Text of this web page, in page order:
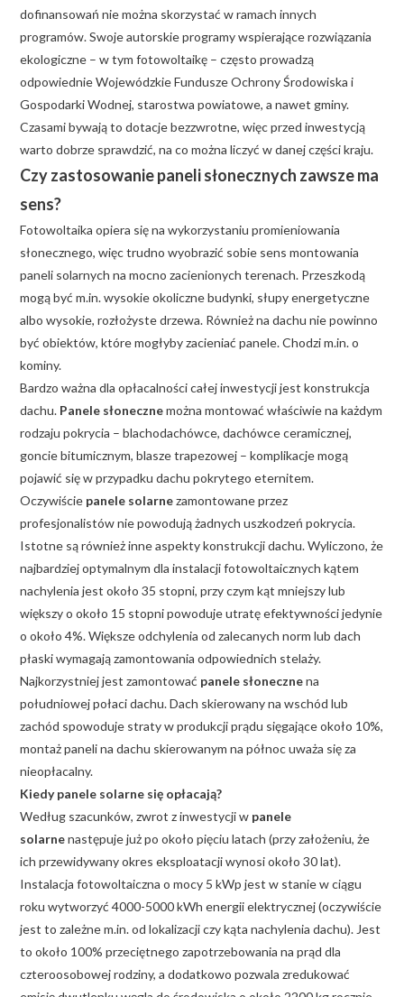
dofinansowań nie można skorzystać w ramach innych
programów. Swoje autorskie programy wspierające rozwiązania
ekologiczne – w tym fotowoltaikę – często prowadzą
odpowiednie Wojewódzkie Fundusze Ochrony Środowiska i
Gospodarki Wodnej, starostwa powiatowe, a nawet gminy.
Czasami bywają to dotacje bezzwrotne, więc przed inwestycją
warto dobrze sprawdzić, na co można liczyć w danej części kraju.
Czy zastosowanie paneli słonecznych zawsze ma
sens?
Fotowoltaika opiera się na wykorzystaniu promieniowania
słonecznego, więc trudno wyobrazić sobie sens montowania
paneli solarnych na mocno zacienionych terenach. Przeszkodą
mogą być m.in. wysokie okoliczne budynki, słupy energetyczne
albo wysokie, rozłożyste drzewa. Również na dachu nie powinno
być obiektów, które mogłyby zacieniać panele. Chodzi m.in. o
kominy.
Bardzo ważna dla opłacalności całej inwestycji jest konstrukcja
dachu. Panele słonecznemożna montować właściwie na każdym
rodzaju pokrycia – blachodachówce, dachówce ceramicznej,
goncie bitumicznym, blasze trapezowej – komplikacje mogą
pojawić się w przypadku dachu pokrytego eternitem.
Oczywiście panele solarnezamontowane przez
profesjonalistów nie powodują żadnych uszkodzeń pokrycia.
Istotne są również inne aspekty konstrukcji dachu. Wyliczono, że
najbardziej optymalnym dla instalacji fotowoltaicznych kątem
nachylenia jest około 35 stopni, przy czym kąt mniejszy lub
większy o około 15 stopni powoduje utratę efektywności jedynie
o około 4%. Większe odchylenia od zalecanych norm lub dach
płaski wymagają zamontowania odpowiednich stelaży.
Najkorzystniej jest zamontować panele słonecznena
południowej połaci dachu. Dach skierowany na wschód lub
zachód spowoduje straty w produkcji prądu sięgające około 10%,
montaż paneli na dachu skierowanym na północ uważa się za
nieopłacalny.
Kiedy panele solarne się opłacają?
Według szacunków, zwrot z inwestycji w panele
solarnenastępuje już po około pięciu latach (przy założeniu, że
ich przewidywany okres eksploatacji wynosi około 30 lat).
Instalacja fotowoltaiczna o mocy 5 kWp jest w stanie w ciągu
roku wytworzyć 4000-5000 kWh energii elektrycznej (oczywiście
jest to zależne m.in. od lokalizacji czy kąta nachylenia dachu). Jest
to około 100% przeciętnego zapotrzebowania na prąd dla
czteroosobowej rodziny, a dodatkowo pozwala zredukować